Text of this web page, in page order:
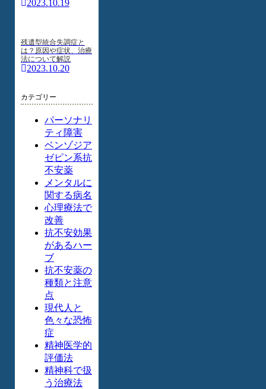
2023.10.19
残遺型統合失調症と
は？原因や症状、治療
法について解説
2023.10.20
カテゴリー
パーソナリ
ティ障害
ベンゾジア
ゼピン系抗
不安薬
メンタルに
関する病名
心理療法で
改善
抗不安効果
があるハー
ブ
抗不安薬の
種類と注意
点
現代人と
色々な恐怖
症
精神医学的
評価法
精神科で扱
う治療法